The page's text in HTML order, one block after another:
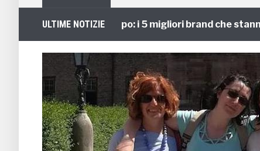
ULTIME NOTIZIE
Viaggi di Gruppo: i 5 migliori brand che stanno